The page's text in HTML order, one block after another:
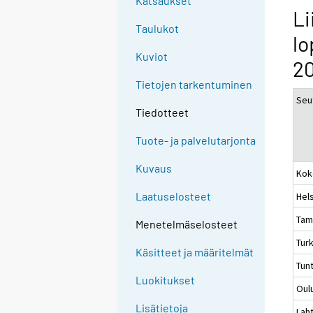
Taulukot
Kuviot
Tietojen tarkentuminen
Tiedotteet
Tuote- ja palvelutarjonta
Kuvaus
Laatuselosteet
Menetelmäselosteet
Käsitteet ja määritelmät
Luokitukset
Lisätietoja